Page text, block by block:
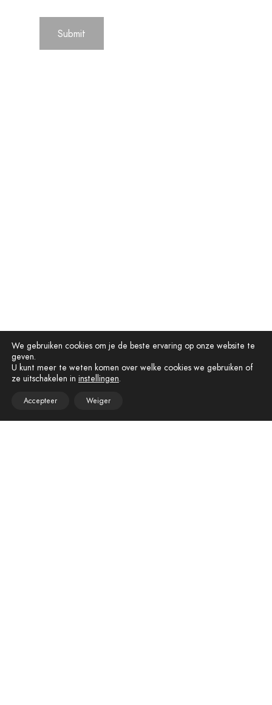
We gebruiken cookies om je de beste ervaring op onze website te
geven.
U kunt meer te weten komen over welke cookies we gebruiken of
ze uitschakelen in instellingen.
Accepteer Weiger